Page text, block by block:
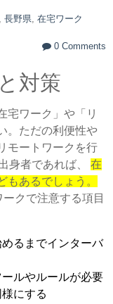
, 長野県, 在宅ワーク
0 Comments
対策
宅ワーク」や「リ
。ただの利便性や
モートワークを行
身者であれば、 在
あるでしょう。
クで注意する項目
るまでインターバ
ルやルールが必要
にする